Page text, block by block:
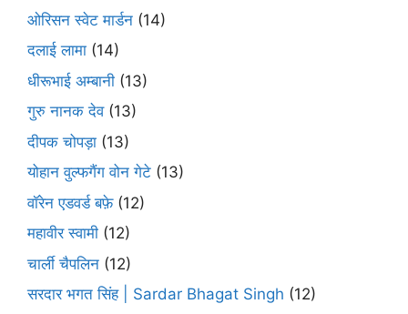
ओरिसन स्‍वेट मार्डन (14)
दलाई लामा (14)
धीरूभाई अम्बानी (13)
गुरु नानक देव(13)
दीपक चोपड़ा (13)
योहान वुल्फगैंग वोन गेटे (13)
वॉरेन एडवर्ड बफ़े(12)
महावीर स्वामी (12)
चार्ली चैपलिन (12)
सरदार भगत सिंह | Sardar Bhagat Singh (12)